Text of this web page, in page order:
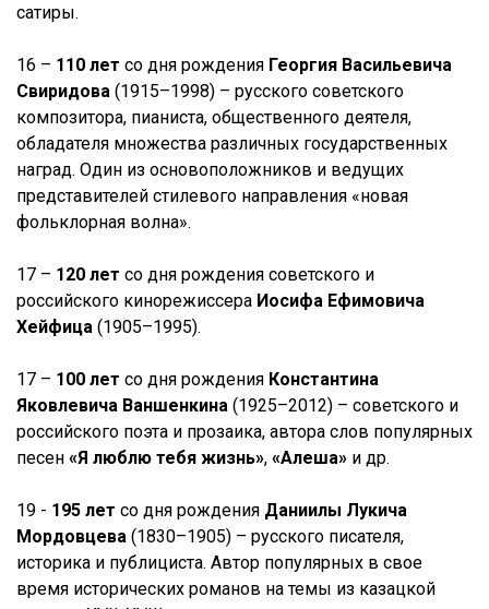
сатиры.
16 – 110 лет со дня рождения Георгия Васильевича
Свиридова (1915–1998) – русского советского
композитора, пианиста, общественного деятеля,
обладателя множества различных государственных
наград. Один из основоположников и ведущих
представителей стилевого направления «новая
фольклорная волна».
17 – 120 лет со дня рождения советского и
российского кинорежиссера Иосифа Ефимовича
Хейфица (1905–1995).
17 – 100 лет со дня рождения Константина
Яковлевича Ваншенкина (1925–2012) – советского и
российского поэта и прозаика, автора слов популярных
песен «Я люблю тебя жизнь», «Алеша» и др.
19 - 195 лет со дня рождения Даниилы Лукича
Мордовцева (1830–1905) – русского писателя,
историка и публициста. Автор популярных в свое
время исторических романов на темы из казацкой